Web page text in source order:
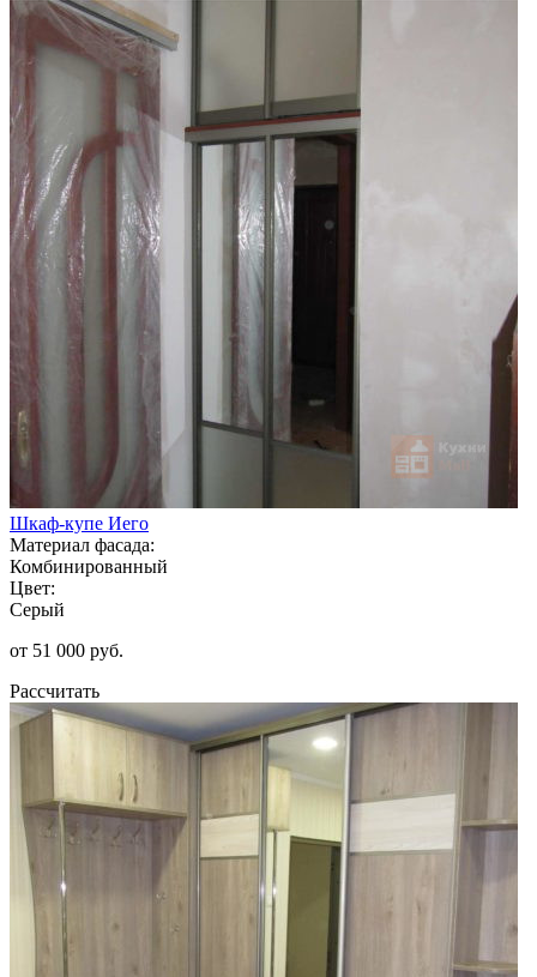
Шкаф-купе Иего
Материал фасада:
Комбинированный
Цвет:
Серый
от 51 000 руб.
Рассчитать